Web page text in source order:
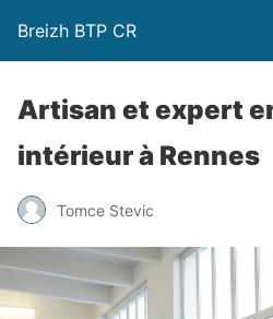
Breizh BTP CR
Artisan et expert
intérieur à Rennes
Tomce Stevic